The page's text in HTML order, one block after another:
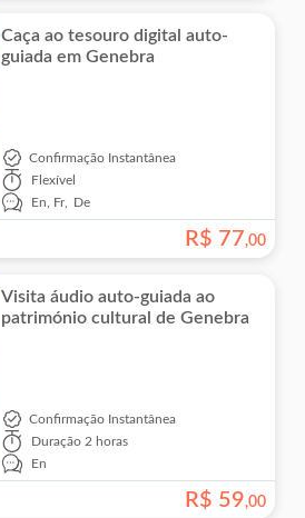
Caça ao tesouro digital auto-
guiada em Genebra
Confirmação Instantânea
Flexível
En, Fr, De
R$ 77,00
Visita áudio auto-guiada ao
património cultural de Genebra
Confirmação Instantânea
Duração 2 horas
En
R$ 59,00